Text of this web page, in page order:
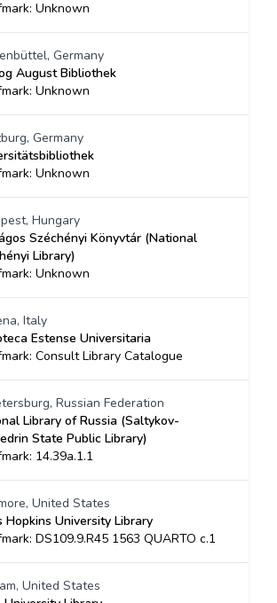
Unknown
Germany
August Bibliothek
Unknown
Germany
Unknown
Hungary
Széchényi Könyvtár (National
Library)
Unknown
Italy
Estense Universitaria
Consult Library Catalogue
Russian Federation
Library of Russia (Saltykov-
State Public Library)
14.39a.1.1
United States
Hopkins University Library
DS109.9.R45 1563 QUARTO c.1
United States